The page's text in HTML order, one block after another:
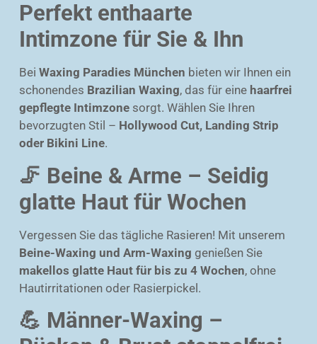
Perfekt enthaarte
Intimzone für Sie & Ihn
Bei Waxing Paradies München bieten wir Ihnen ein
schonendes Brazilian Waxing, das für eine haarfrei
gepflegte Intimzone sorgt. Wählen Sie Ihren
bevorzugten Stil – Hollywood Cut, Landing Strip
oder Bikini Line.
🦵 Beine & Arme – Seidig
glatte Haut für Wochen
Vergessen Sie das tägliche Rasieren! Mit unserem
Beine-Waxing und Arm-Waxing genießen Sie
makellos glatte Haut für bis zu 4 Wochen, ohne
Hautirritationen oder Rasierpickel.
💪 Männer-Waxing –